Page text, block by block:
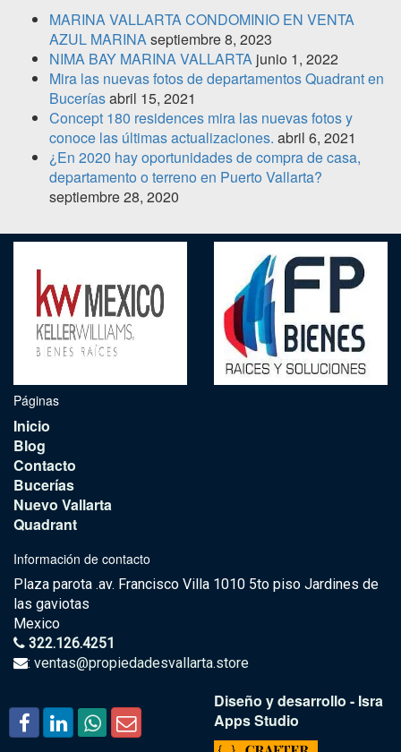
MARINA VALLARTA CONDOMINIO EN VENTA
AZUL MARINAseptiembre 8, 2023
NIMA BAY MARINA VALLARTA junio 1, 2022
Mira las nuevas fotos de departamentos Quadrant en
Buceríasabril 15, 2021
Concept 180 residences mira las nuevas fotos y
conoce las últimas actualizaciones. abril 6, 2021
¿En 2020 hay oportunidades de compra de casa,
departamento o terreno en Puerto Vallarta?
septiembre 28, 2020
Páginas
Inicio
Blog
Contacto
Bucerías
Nuevo Vallarta
Quadrant
Información de contacto
Plaza parota .av. Francisco Villa 1010 5to piso Jardines de
las gaviotas
Mexico
322.126.4251
: ventas@propiedadesvallarta.store
Diseño y desarrollo - Isra
Apps Studio